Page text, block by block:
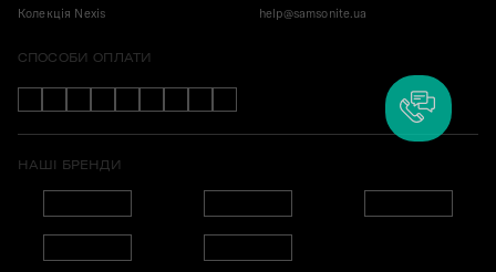
Колекція Nexis
help@samsonite.ua
СПОСОБИ ОПЛАТИ
НАШІ БРЕНДИ